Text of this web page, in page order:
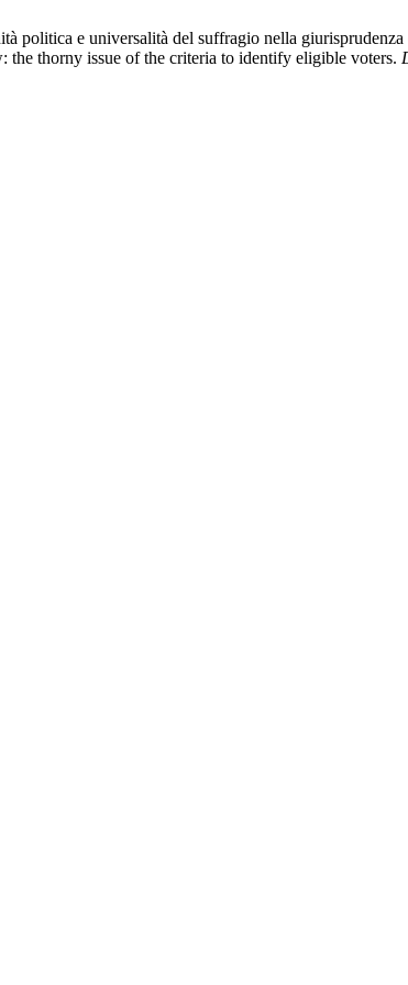
politica e universalità del suffragio nella
the thorny issue of the criteria to identify eligible voters.